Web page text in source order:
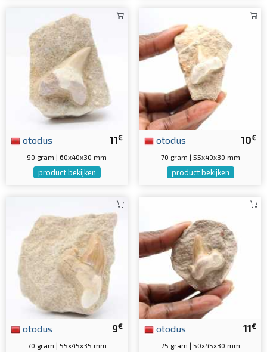
11€
otodus
90 gram | 60x40x30 mm
product bekijken
10€
otodus
70 gram | 55x40x30 mm
product bekijken
9€
otodus
70 gram | 55x45x35 mm
11€
otodus
75 gram | 50x45x30 mm